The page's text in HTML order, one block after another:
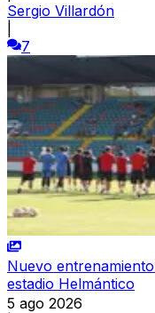
Sergio Villardón
7
Nuevo
estadio Helmántico
5 ago 2026